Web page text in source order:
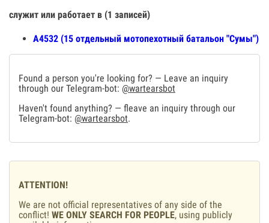
служит или работает в (1 записей)
А4532 (15 отдельный мотопехотный батальон "Сумы")
Found a person you're looking for? — Leave an inquiry
through our Telegram-bot: @wartearsbot
Haven't found anything? — fleave an inquiry through our
Telegram-bot: @wartearsbot.
ATTENTION!
We are not official representatives of any side of the
conflict! WE ONLY SEARCH FOR PEOPLE, using publicly